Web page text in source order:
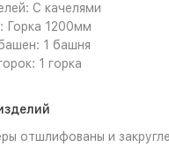
С качелями
Горка 1200мм
1 башня
1 горка
отшлифованы и